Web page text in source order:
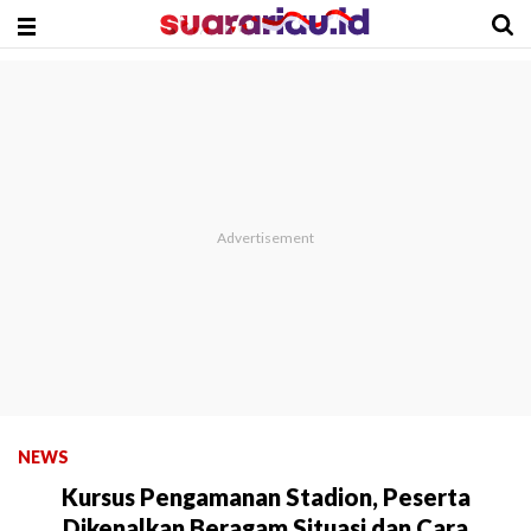
NEWS
Kursus Pengamanan Stadion, Peserta